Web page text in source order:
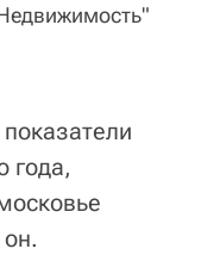
года,